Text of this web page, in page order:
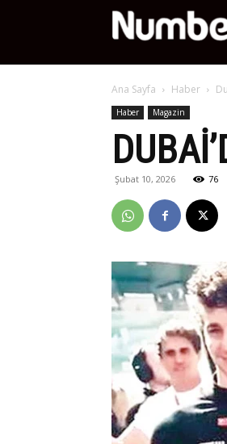
Ana Sayfa Haber
Haber Magazin
Şubat 10, 2026 76